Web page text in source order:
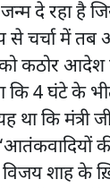
दे रहा है
चर्चा में तब
कठोर
4 घंटे के
कि मंत्री
शाह के